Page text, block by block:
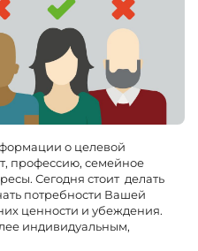
о целевой
профессию, семейное
Сегодня стоит делать
потребности Вашей
ценности и убеждения.
индивидуальным,